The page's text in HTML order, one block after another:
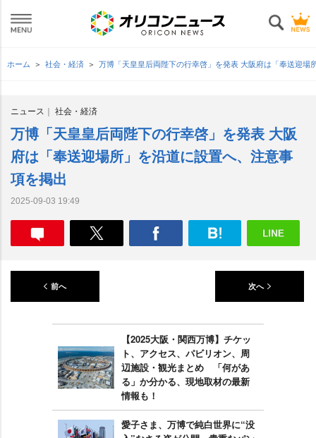
ホーム 社会・経済 万博「天皇皇后両陛下の行幸啓」を発表 大阪府は「奉送迎
ニュース 社会・経済
万博「天皇皇后両陛下の行幸啓」を発表 大阪
府は「奉送迎場所」を沿道に設置へ、注意事
項を掲出
2025-09-03 19:49
前へ 次へ
【2025大阪・関西万博】チケッ
ト、アクセス、パビリオン、周
辺施設・観光まとめ 「何があ
る」か分かる、現地取材の最新
情報も！
愛子さま、万博で純白世界に“没